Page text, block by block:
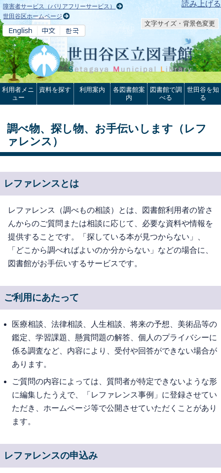
本文へ 読み上げる
障害者サービス（バリアフリーサービス）
世田谷区ホームページ
文字サイズ・背景色変更
利用者メニ
ュー
資料を探す 利用案内
各図書館案
内
図書館で調
べる
世田谷を知
る
調べ物、探し物、お手伝いします（レフ
ァレンス）
レファレンスとは
レファレンス（調べもの相談）とは、図書館利用者の皆さ
んからのご質問または相談に応じて、必要な資料や情報を
提供することです。「探している本が見つからない」、
「どこから調べればよいのか分からない」などの場合に、
図書館がお手伝いするサービスです。
ご利用にあたって
医療相談、法律相談、人生相談、将来の予想、美術品等の
鑑定、学習課題、懸賞問題の解答、個人のプライバシーに
係る調査など、内容により、受付や回答ができない場合が
あります。
ご質問の内容によっては、質問者が特定できないような形
に編集したうえで、「レファレンス事例」に登録させてい
ただき、ホームページ等で公開させていただくことがあり
ます。
レファレンスの申込み